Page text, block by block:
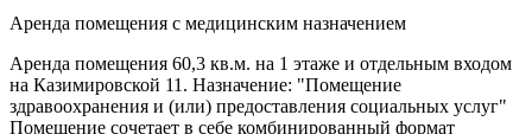
Аренда помещения с медицинским назначением
Аренда помещения 60,3 кв.м. на 1 этаже и отдельным входом
на Казимировской 11. Назначение: "Помещение
здравоохранения и (или) предоставления социальных услуг"
Помещение сочетает в себе комбинированный формат